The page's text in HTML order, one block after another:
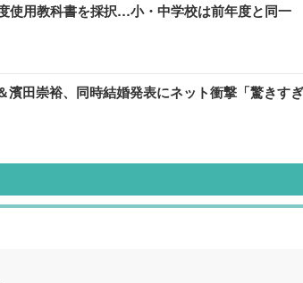
使用教科書を採択…小・中学校は前年度と同一
濱田崇裕、同時結婚発表にネット衝撃「驚き